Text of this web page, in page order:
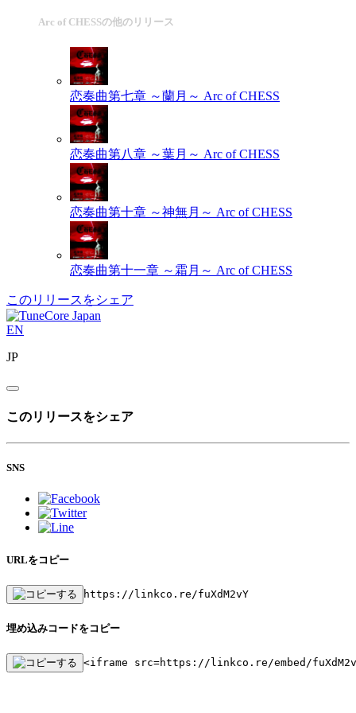
Arc of CHESSの他のリリース
恋奏曲第七章 ～蘭月～ Arc of CHESS
恋奏曲第八章 ～葉月～ Arc of CHESS
恋奏曲第十章 ～神無月～ Arc of CHESS
恋奏曲第十一章 ～霜月～ Arc of CHESS
このリリースをシェア
EN
JP
このリリースをシェア
SNS
URLをコピー
https://linkco.re/fuXdM2vY
埋め込みコードをコピー
<iframe src=https://linkco.re/embed/